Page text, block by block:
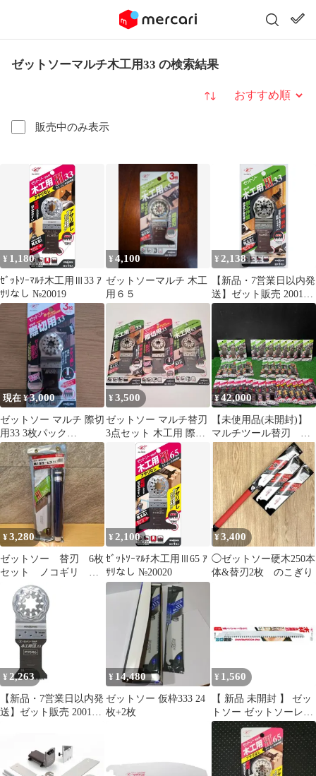
ゼットソーマルチ木工用33 の検索結果
販売中のみ表示
並び替え
¥ 1,180
ｾﾞｯﾄｿｰﾏﾙﾁ木工用Ⅲ33 ｱ
ｻﾘなし №20019
¥4,100
ゼットソーマルチ 木工
用６５
¥ 2,138
【新品・7営業日以内発
送】ゼット販売 20014
ゼット ゼットソーマ
可】
現在 ¥3,000
ゼットソー マルチ 際切
用33 3枚パック
No.20018
¥3,500
ゼットソー マルチ替刃
3点セット 木工用 際切
¥42,000
【未使用品(未開封)】
マルチツール替刃 ゼ
ットソー、マキタ
(makita)、ボッシュ
(BOSCH) 50個まとめ
☆【岩槻店】
¥3,280
ゼットソー 替刃 6枚
セット ノコギリ
265 柄付
¥2,100
ｾﾞｯﾄｿｰﾏﾙﾁ木工用Ⅲ65 ｱ
ｻﾘなし №20020
¥3,400
◯ゼットソー硬木250本
体&替刃2枚 のこぎり
¥ 2,263
【新品・7営業日以内発
送】ゼット販売 20019
縄離島販売不可】
¥ 14,480
ゼットソー 仮枠333 24
枚+2枚
¥ 1,560
【 新品 未開封 】 ゼッ
トソー ゼットソーレシ
プロ木材太枝用300P35
20110 未使用 送料無料